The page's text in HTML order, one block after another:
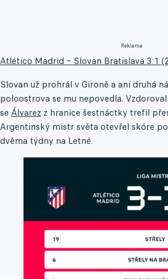
Reklama
Atlético Madrid – Slovan Bratislava 3:1
Slovan už prohrál v Gironě a ani druhá
poloostrova se mu nepovedla.
se Álvarez z hranice šestnáctky trefil
Argentinský mistr světa otevřel skóre
dvěma týdny na Letné.